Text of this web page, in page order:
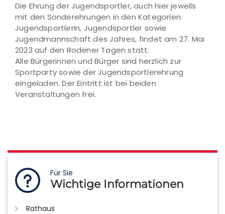
Die Ehrung der Jugendsportler, auch hier jeweils
mit den Sonderehrungen in den Kategorien
Jugendsportlerin, Jugendsportler sowie
Jugendmannschaft des Jahres, findet am 27. Mai
2023 auf den Rodener Tagen statt.
Alle Bürgerinnen und Bürger sind herzlich zur
Sportparty sowie der Jugendsportlerehrung
eingeladen. Der Eintritt ist bei beiden
Veranstaltungen frei.
Für Sie
Wichtige Informationen
Rathaus